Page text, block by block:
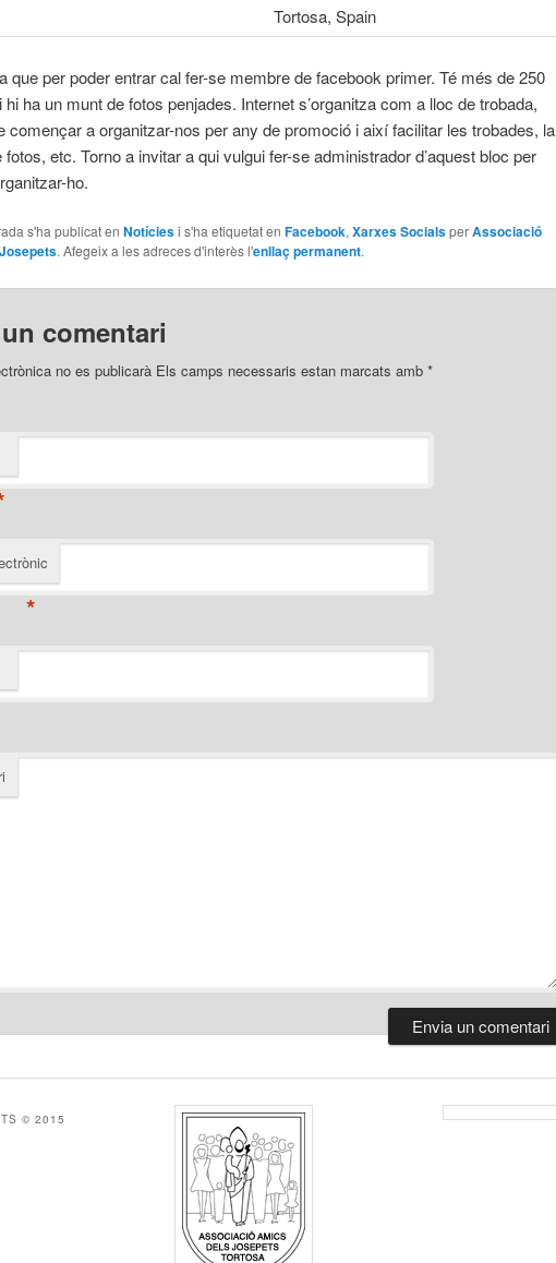
Tortosa, Spain
que per poder entrar cal fer-se membre de facebook primer. Té més de 250
ha un munt de fotos penjades. Internet s’organitza com a lloc de trobada,
començar a organitzar-nos per any de promoció i així facilitar les trobades, la
fotos, etc. Torno a invitar a qui vulgui fer-se administrador d’aquest bloc per
ho.
s'ha publicat en Notíciesi s'ha etiquetat en Facebook, Xarxes SocialsperAssociació
. Afegeix a les adreces d'interès l'enllaç permanent.
comentari
no es publicaràEls camps necessaris estan marcats amb *
*
© 2015